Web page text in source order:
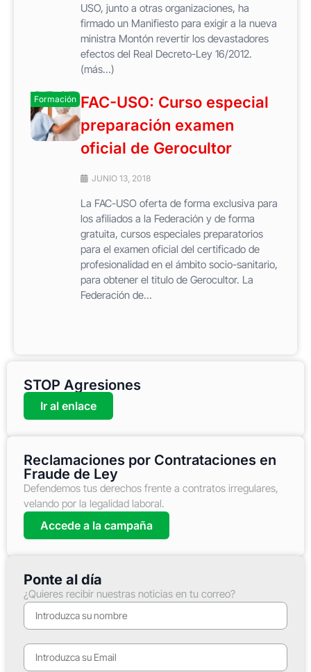
USO, junto a otras organizaciones, ha
firmado un Manifiesto para exigir a la nueva
ministra Montón revertir los devastadores
efectos del Real Decreto-Ley 16/2012.
(más…)
Formación FAC-USO: Curso especial
preparación examen
oficial de Gerocultor
JUNIO 13, 2018
La FAC-USO oferta de forma exclusiva para
los afiliados a la Federación y de forma
gratuita, cursos especiales preparatorios
para el examen oficial del certificado de
profesionalidad en el ámbito socio-sanitario,
para obtener el titulo de Gerocultor. La
Federación de...
STOP Agresiones
Ir al enlace
Reclamaciones por Contrataciones en
Fraude de Ley
Defendemos tus derechos frente a contratos irregulares,
velando por la legalidad laboral.
Accede a la campaña
Ponte al día
¿Quieres recibir nuestras noticias en tu correo?